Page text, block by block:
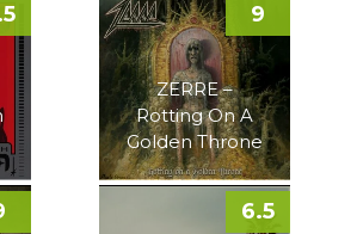
ZERRE –
Rotting On A
Golden Throne
9
6.5